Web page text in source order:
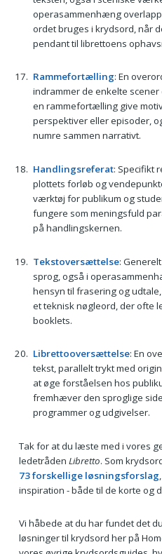
operasammenhæng
ordet bruges i krydsord, når
pendant til librettoens
Rammefortælling: En
indrammer de enkelte
en rammefortælling give
perspektiver eller episoder,
numre sammen narrativt.
Handlingsreferat: Specifikt
plottets forløb og
værktøj for publikum og
fungere som meningsfuld
på handlingskernen.
Tekstoversættelse:
sprog, også i
hensyn til frasering og
et teknisk nøgleord, der ofte
booklets.
Librettooversættelse: En
tekst, parallelt trykt med
at øge forståelsen hos
fremhæver den sproglige
programmer og udgivelser.
Tak for at du læste med i vores
ledetråden Libretto. Som
73 forskellige løsningsforslag
inspiration - både til de korte og
Vi håbede at du har fundet det
løsninger til krydsord her på